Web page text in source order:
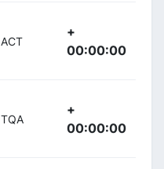
ACT
+
00:00:00
TQA
+
00:00:00